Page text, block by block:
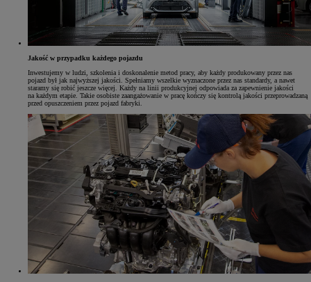
Jakość w przypadku każdego pojazdu
Inwestujemy w ludzi, szkolenia i doskonalenie metod pracy, aby każdy produkowany przez nas
pojazd był jak najwyższej jakości. Spełniamy wszelkie wyznaczone przez nas standardy, a nawet
staramy się robić jeszcze więcej. Każdy na linii produkcyjnej odpowiada za zapewnienie jakości
na każdym etapie. Takie osobiste zaangażowanie w pracę kończy się kontrolą jakości przeprowadzaną
przed opuszczeniem przez pojazd fabryki.